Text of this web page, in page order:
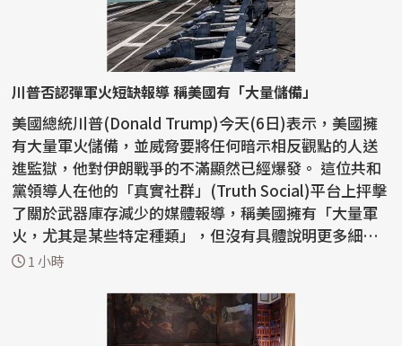
川普否認彈軍火短缺報導 稱美國有「大量儲備」
美國總統川普(Donald Trump)今天(6日)表示，美國擁
有大量軍火儲備，並威脅要將任何暗示相反觀點的人送
進監獄，他對伊朗戰爭的不滿顯然已經爆發。 這位共和
黨領導人在他的「真實社群」(Truth Social)平台上抨擊
了關於武器庫存減少的媒體報導，稱美國擁有「大量軍
火，尤其是某些特定種類」，但沒有具體說明更多細
節。 ...
1 小時